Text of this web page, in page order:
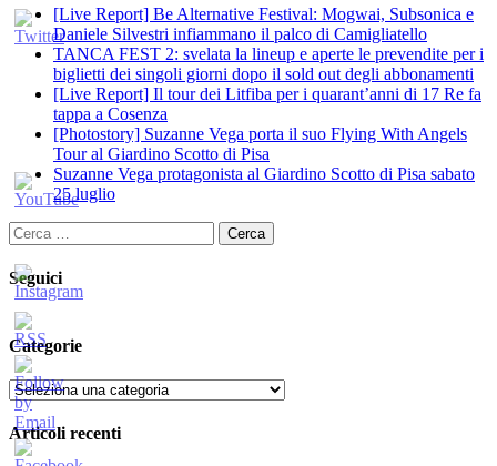
[Live Report] Be Alternative Festival: Mogwai, Subsonica e
Daniele Silvestri infiammano il palco di Camigliatello
TANCA FEST 2: svelata la lineup e aperte le prevendite per i
biglietti dei singoli giorni dopo il sold out degli abbonamenti
[Live Report] Il tour dei Litfiba per i quarant’anni di 17 Re fa
tappa a Cosenza
[Photostory] Suzanne Vega porta il suo Flying With Angels
Tour al Giardino Scotto di Pisa
Suzanne Vega protagonista al Giardino Scotto di Pisa sabato
25 luglio
Ricerca
per:
Seguici
Categorie
Categorie
Articoli recenti